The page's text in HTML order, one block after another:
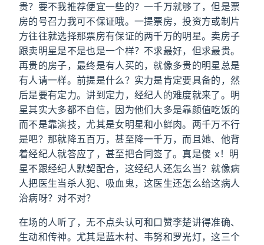
贵？要不我推荐便宜一些的？一千万就够了，但是票
房的号召力我可不保证哦。一提票房，投资方或制片
方往往就选择那票房有保证的两千万的明星。卖房子
跟卖明星是不是也是一个样？不求最好，但求最贵。
再贵的房子，最终是有人买的，就像多贵的明星总是
有人请一样。前提是什么？实力是肯定要具备的，然
后是要有定力。讲到定力，经纪人的难度就来了。明
星其实大多都不自信，因为他们大多是靠颜值吃饭的
而不是靠演技，尤其是女明星和小鲜肉。两千万不行
是吧？那就降五百万，甚至降一千万，而且她、他背
着经纪人就答应了，甚至把合同签了。真是傻 x！明
星不跟经纪人默契配合，这经纪人还怎么当？就像病
人把医生当杀人犯、吸血鬼，这医生还怎么给这病人
治病呀？对不对？
在场的人听了，无不点头认可和口赞李楚讲得准确、
生动和传神。尤其是蓝木村、韦努和罗光灯，这三个